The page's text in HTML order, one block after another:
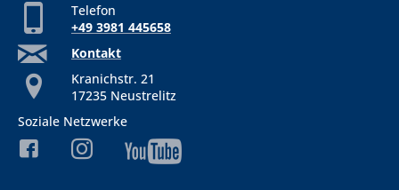
Telefon
+49 3981 445658
Kontakt
Kranichstr. 21
17235 Neustrelitz
Soziale Netzwerke